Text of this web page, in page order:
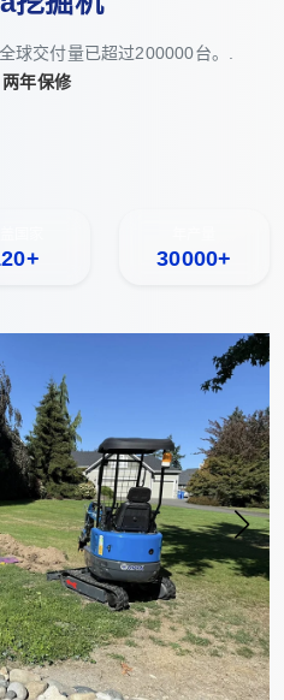
交付量已超过200000台。.
年保修
30000+